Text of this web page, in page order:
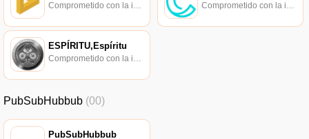
Comprometido con la investigación de políticas en los campos de las nuevas finanzas, las finanzas internacionales y los mercados financieros. Comprometido con la investigación de políticas en los campos de las nuevas finanzas, las finanzas internacionales y los mercados financieros.
ESPÍRITU,Espíritu
Comprometido con la investigación de políticas en los campos de las nuevas finanzas, las finanzas internacionales y los mercados financieros.
PubSubHubbub (00)
PubSubHubbub